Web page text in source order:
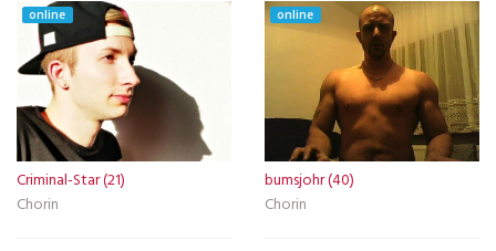
online
Criminal-Star (21)
Chorin
online
bumsjohr (40)
Chorin